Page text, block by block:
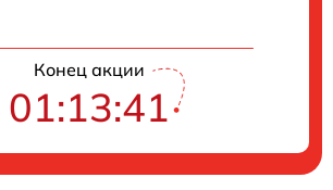
Конец акции
01:13:41